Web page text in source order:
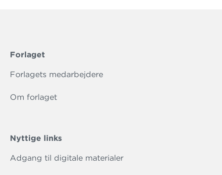
Forlaget
Forlagets medarbejdere
Om forlaget
Nyttige links
Adgang til digitale materialer